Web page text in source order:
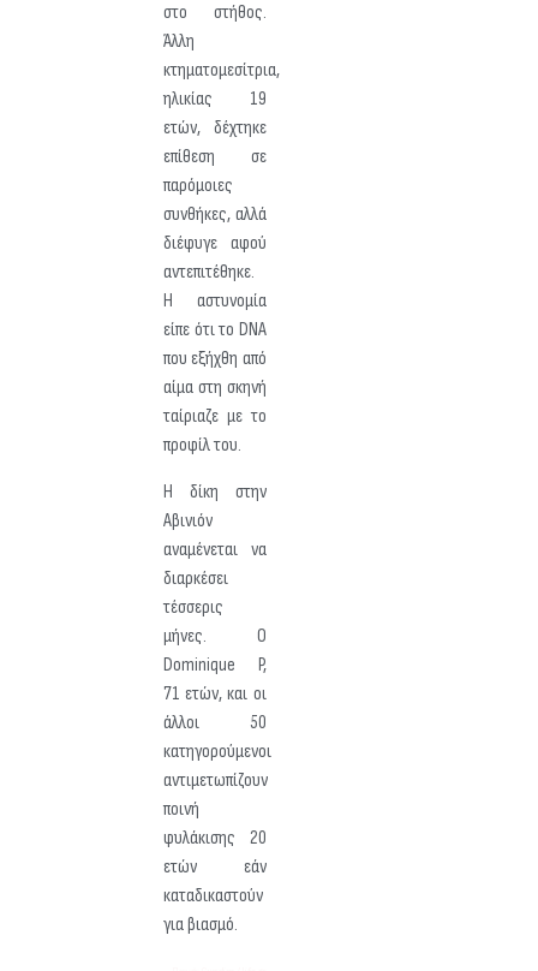
στο στήθος.
Άλλη
κτηματομεσίτρια,
ηλικίας 19
ετών, δέχτηκε
επίθεση σε
παρόμοιες
συνθήκες, αλλά
διέφυγε αφού
αντεπιτέθηκε.
Η αστυνομία
είπε ότι το DNA
που εξήχθη από
αίμα στη σκηνή
ταίριαζε με το
προφίλ του.
Η δίκη στην
Αβινιόν
αναμένεται να
διαρκέσει
τέσσερις
μήνες. Ο
Dominique P,
71 ετών, και οι
άλλοι 50
κατηγορούμενοι
αντιμετωπίζουν
ποινή
φυλάκισης 20
ετών εάν
καταδικαστούν
για βιασμό.